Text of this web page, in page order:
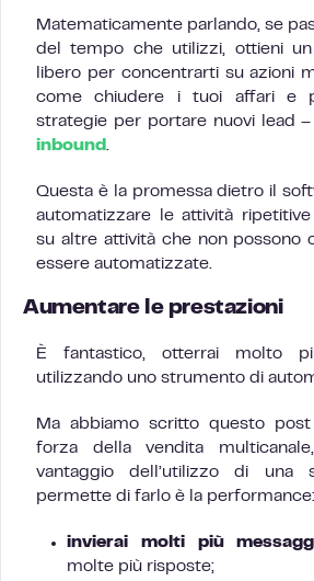
Matematicamente parlando, se
del tempo che utilizzi, ottieni
libero per concentrarti su azioni
come chiudere i tuoi affari e
strategie per portare nuovi lead
inbound .
Questa è la promessa dietro il
automatizzare le attività
su altre attività che non possono
essere automatizzate.
Aumentare le prestazioni
È fantastico, otterrai molto
utilizzando uno strumento di
Ma abbiamo scritto questo
forza della vendita
vantaggio dell’utilizzo di una
permette di farlo è la performance:
invierai molti più
molte più risposte;